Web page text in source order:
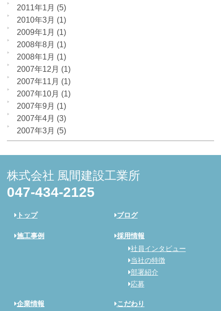
2011年1月 (5)
2010年3月 (1)
2009年1月 (1)
2008年8月 (1)
2008年1月 (1)
2007年12月 (1)
2007年11月 (1)
2007年10月 (1)
2007年9月 (1)
2007年4月 (3)
2007年3月 (5)
株式会社 風間建設工業所
047-434-2125
トップ ブログ
施工事例
採用情報
社員インタビュー
当社の特徴
部署紹介
応募
企業情報 こだわり